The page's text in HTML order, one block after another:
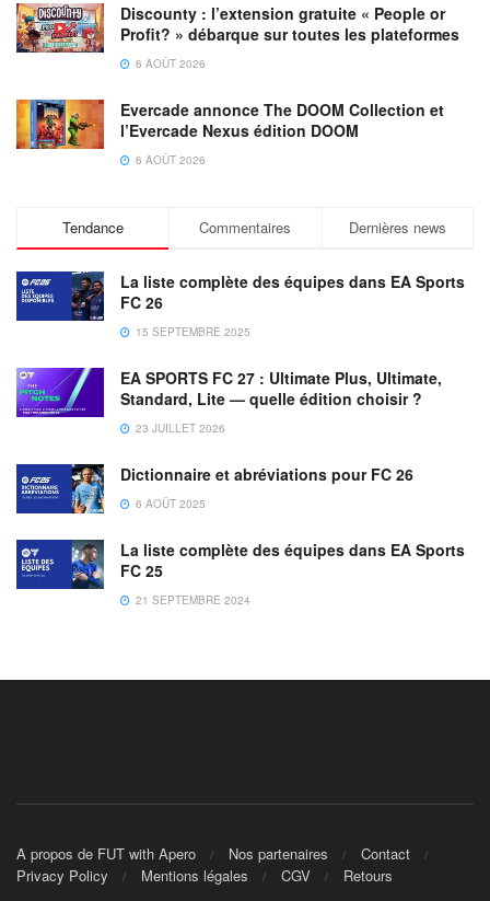
Discounty : l’extension gratuite « People or
Profit? » débarque sur toutes les plateformes
6 AOÛT 2026
Evercade annonce The DOOM Collection et
l’Evercade Nexus édition DOOM
6 AOÛT 2026
Tendance Commentaires Dernières news
La liste complète des équipes dans EA Sports
FC 26
15 SEPTEMBRE 2025
EA SPORTS FC 27 : Ultimate Plus, Ultimate,
Standard, Lite — quelle édition choisir ?
23 JUILLET 2026
Dictionnaire et abréviations pour FC 26
6 AOÛT 2025
La liste complète des équipes dans EA Sports
FC 25
21 SEPTEMBRE 2024
A propos de FUT with Apero Nos partenaires
Contact
Privacy Policy
Mentions légales CGV Retours